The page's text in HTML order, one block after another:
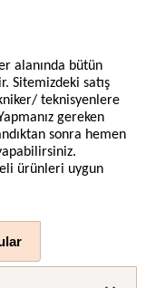
alanında bütün
Sitemizdeki satış
teknisyenlere
gereken
sonra hemen
ürünleri uygun